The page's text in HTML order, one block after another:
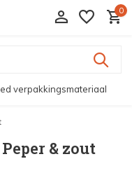
0
verpakkingsmateriaal
& zout